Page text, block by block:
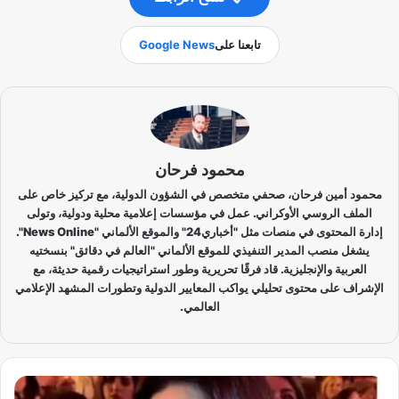
تابعنا علىGoogle News
محمود فرحان
محمود أمين فرحان، صحفي متخصص في الشؤون الدولية، مع تركيز خاص على
الملف الروسي الأوكراني. عمل في مؤسسات إعلامية محلية ودولية، وتولى
إدارة المحتوى في منصات مثل "أخباري24" والموقع الألماني "News Online".
يشغل منصب المدير التنفيذي للموقع الألماني "العالم في دقائق" بنسختيه
العربية والإنجليزية. قاد فرقًا تحريرية وطور استراتيجيات رقمية حديثة، مع
الإشراف على محتوى تحليلي يواكب المعايير الدولية وتطورات المشهد الإعلامي
العالمي.